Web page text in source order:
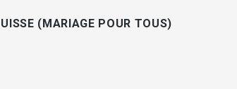
(MARIAGE POUR TOUS)